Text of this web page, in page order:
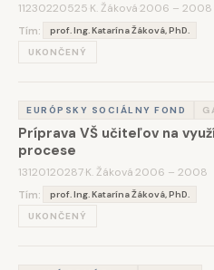
11230220525 K. Žáková2006 – 2008
Tím:
prof. Ing. Katarína Žáková, PhD.
UKONČENÝ
EURÓPSKY SOCIÁLNY FOND
Príprava VŠ učiteľov na
procese
13120120287K. Žáková2006 – 2008
Tím:
prof. Ing. Katarína Žáková, PhD.
UKONČENÝ